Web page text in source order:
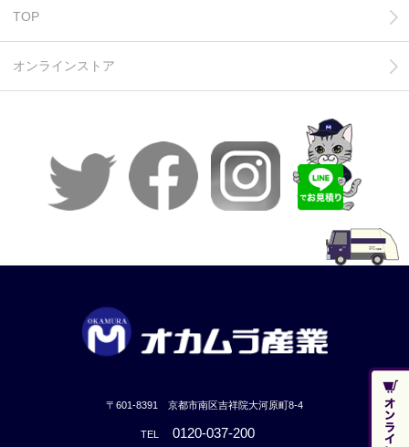
TOP
オンラインストア
〒601-8391 京都市南区吉祥院大河原町8-4
TEL 0120-037-200